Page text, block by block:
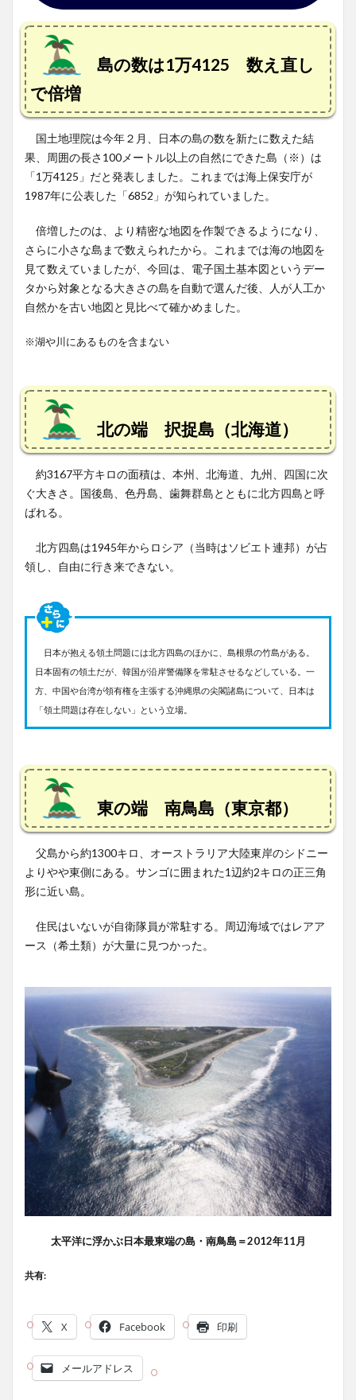
島の数は1万4125 数え直し
で倍増
国土地理院は今年２月、日本の島の数を新たに数えた結
果、周囲の長さ100メートル以上の自然にできた島（※）は
「1万4125」だと発表しました。これまでは海上保安庁が
1987年に公表した「6852」が知られていました。
倍増したのは、より精密な地図を作製できるようになり、
さらに小さな島まで数えられたから。これまでは海の地図を
見て数えていましたが、今回は、電子国土基本図というデー
タから対象となる大きさの島を自動で選んだ後、人が人工か
自然かを古い地図と見比べて確かめました。
※湖や川にあるものを含まない
北の端 択捉島（北海道）
約3167平方キロの面積は、本州、北海道、九州、四国に次
ぐ大きさ。国後島、色丹島、歯舞群島とともに北方四島と呼
ばれる。
北方四島は1945年からロシア（当時はソビエト連邦）が占
領し、自由に行き来できない。
日本が抱える領土問題には北方四島のほかに、島根県の竹島がある。
日本固有の領土だが、韓国が沿岸警備隊を常駐させるなどしている。一
方、中国や台湾が領有権を主張する沖縄県の尖閣諸島について、日本は
「領土問題は存在しない」という立場。
東の端 南鳥島（東京都）
父島から約1300キロ、オーストラリア大陸東岸のシドニー
よりやや東側にある。サンゴに囲まれた1辺約2キロの正三角
形に近い島。
住民はいないが自衛隊員が常駐する。周辺海域ではレアア
ース（希土類）が大量に見つかった。
太平洋に浮かぶ日本最東端の島・南鳥島＝2012年11月
共有:
X Facebook 印刷
メールアドレス